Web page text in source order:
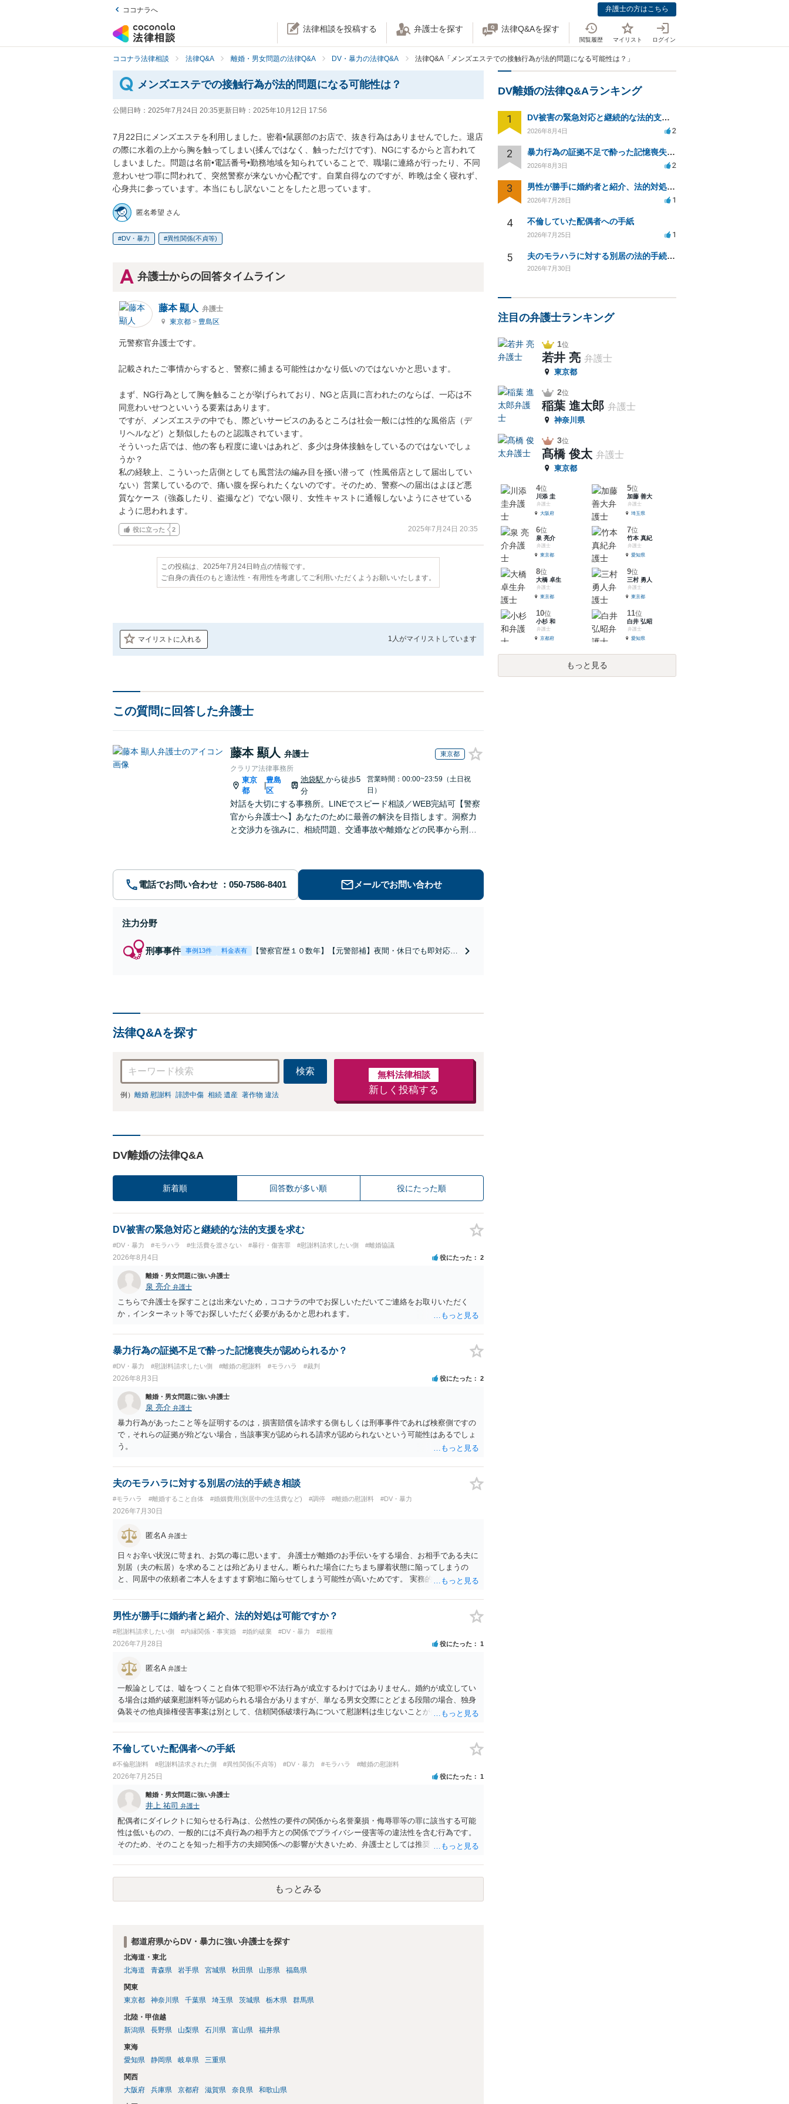
ココナラへ 弁護士の方はこちら
法律相談を投稿する 弁護士を探す 法律Q&Aを探す
閲覧履歴 マイリスト ログイン
ココナラ法律相談 法律Q&A 離婚・男女問題の法律Q&A DV・暴力の法律Q&A 法律Q&A「メンズエステでの接触行為が法的問題になる可能性は？」
メンズエステでの接触行為が法的問題になる可能性は？
公開日時： 2025年7月24日 20:35更新日時： 2025年10月12日 17:56
7月22日にメンズエステを利用しました。密着•鼠蹊部のお店で、抜き行為はありませんでした。退店
の際に水着の上から胸を触ってしまい(揉んではなく、触っただけです)、NGにするからと言われて
しまいました。問題は名前•電話番号•勤務地域を知られていることで、職場に連絡が行ったり、不同
意わいせつ罪に問われて、突然警察が来ないか心配です。自業自得なのですが、昨晩は全く寝れず、
心身共に参っています。本当にもし訳ないことをしたと思っています。
匿名希望 さん
DV・暴力 異性関係(不貞等)
弁護士からの回答タイムライン
藤本 顯人 弁護士
東京都 > 豊島区
元警察官弁護士です。
記載されたご事情からすると、警察に捕まる可能性はかなり低いのではないかと思います。
まず、NG行為として胸を触ることが挙げられており、NGと店員に言われたのならば、一応は不
同意わいせつといいうる要素はあります。
ですが、メンズエステの中でも、際どいサービスのあるところは社会一般には性的な風俗店（デ
リヘルなど）と類似したものと認識されています。
そういった店では、他の客も程度に違いはあれど、多少は身体接触をしているのではないでしょ
うか？
私の経験上、こういった店側としても風営法の編み目を掻い潜って（性風俗店として届出してい
ない）営業しているので、痛い腹を探られたくないのです。そのため、警察への届出はよほど悪
質なケース（強姦したり、盗撮など）でない限り、女性キャストに通報しないようにさせている
ように思われます。
役に立った 2 2025年7月24日 20:35
この投稿は、2025年7月24日時点の情報です。
ご自身の責任のもと適法性・有用性を考慮してご利用いただくようお願いいたします。
マイリストに入れる 1人がマイリストしています
この質問に回答した弁護士
藤本 顯人 弁護士 東京都
クラリア法律事務所
東京
都
|
豊島
区
池袋駅 から徒歩5
分
営業時間：00:00~23:59（土日祝
日）
対話を大切にする事務所。LINEでスピード相談／WEB完結可【警察
官から弁護士へ】あなたのために最善の解決を目指します。洞察力
と交渉力を強みに、相続問題、交通事故や離婚などの民事から刑事
電話でお問い合わせ メールでお問い合わせ
注力分野
刑事事件 事例13件 料金表有
【警察官歴１０数年】【元警部補】夜間・休日でも即対応！
法律Q&Aを探す
検索
例） 離婚 慰謝料 誹謗中傷 相続 遺産 著作物 違法
無料法律相談
新しく投稿する
DV離婚の法律Q&A
新着順 回答数が多い順 役にたった順
DV被害の緊急対応と継続的な法的支援を求む
#DV・暴力 #モラハラ #生活費を渡さない #暴行・傷害罪 #慰謝料請求したい側 #離婚協議
2026年8月4日 役にたった 2
離婚・男女問題に強い弁護士
泉 亮介 弁護士
こちらで弁護士を探すことは出来ないため，ココナラの中でお探しいただいてご連絡をお取りいただく
か，インターネット等でお探しいただく必要があるかと思われます。
暴力行為の証拠不足で酔った記憶喪失が認められるか？
#DV・暴力 #慰謝料請求したい側 #離婚の慰謝料 #モラハラ #裁判
2026年8月3日 役にたった 2
離婚・男女問題に強い弁護士
泉 亮介 弁護士
暴力行為があったこと等を証明するのは，損害賠償を請求する側もしくは刑事事件であれば検察側ですの
で，それらの証拠が殆どない場合，当該事実が認められる請求が認められないという可能性はあるでしょ
う。
夫のモラハラに対する別居の法的手続き相談
#モラハラ #離婚すること自体 #婚姻費用(別居中の生活費など) #調停 #離婚の慰謝料 #DV・暴力
2026年7月30日
匿名A 弁護士
日々お辛い状況に苛まれ、お気の毒に思います。 弁護士が離婚のお手伝いをする場合、お相手である夫に
別居（夫の転居）を求めることは殆どありません。断られた場合にたちまち膠着状態に陥ってしまうの
と、同居中の依頼者ご本人をますます窮地に陥らせてしまう可能性が高いためです。 実務的には、ご相談
男性が勝手に婚約者と紹介、法的対処は可能ですか？
#慰謝料請求したい側 #内縁関係・事実婚 #婚約破棄 #DV・暴力 #親権
2026年7月28日 役にたった 1
匿名A 弁護士
一般論としては、嘘をつくこと自体で犯罪や不法行為が成立するわけではありません。婚約が成立してい
る場合は婚約破棄慰謝料等が認められる場合がありますが、単なる男女交際にとどまる段階の場合、独身
偽装その他貞操権侵害事案は別として、信頼関係破壊行為について慰謝料は生じないことが多いと思われ
ったということですので、むしろ結婚しなくてよかったと割り切って、交際を終わらせるのがよいと思い
ます。
不倫していた配偶者への手紙
#不倫慰謝料 #慰謝料請求された側 #異性関係(不貞等) #DV・暴力 #モラハラ #離婚の慰謝料
2026年7月25日 役にたった 1
離婚・男女問題に強い弁護士
井上 祐司 弁護士
配偶者にダイレクトに知らせる行為は、公然性の要件の関係から名誉棄損・侮辱罪等の罪に該当する可能
性は低いものの、一般的には不貞行為の相手方との関係でプライバシー侵害等の違法性を含む行為です。
そのため、そのことを知った相手方の夫婦関係への影響が大きいため、弁護士としては推奨しないことが
もっとみる
都道府県からDV・暴力に強い弁護士を探す
北海道・東北
北海道
青森県 岩手県 宮城県 秋田県 山形県 福島県
関東
東京都
神奈川県 千葉県 埼玉県 茨城県 栃木県 群馬県
北陸・甲信越
新潟県
長野県 山梨県 石川県 富山県 福井県
東海
愛知県
静岡県 岐阜県 三重県
関西
大阪府
兵庫県 京都府 滋賀県 奈良県 和歌山県
DV離婚の法律Q&Aランキング
1 DV被害の緊急対応と継続的な法的支援を求む
2026年8月4日 2
2 暴力行為の証拠不足で酔った記憶喪失が認められるか？
2026年8月3日 2
3 男性が勝手に婚約者と紹介、法的対処は可能ですか？
2026年7月28日 1
4 不倫していた配偶者への手紙
2026年7月25日 1
5 夫のモラハラに対する別居の法的手続き相談
2026年7月30日
注目の弁護士ランキング
1位
若井 亮 弁護士
東京都
2位
稲葉 進太郎 弁護士
神奈川県
3位
髙橋 俊太 弁護士
東京都
4位
川添 圭
弁護士
大阪府
5位
加藤 善大
弁護士
埼玉県
6位
泉 亮介
弁護士
東京都
7位
竹本 真紀
弁護士
愛知県
8位
大橋 卓生
弁護士
東京都
9位
三村 勇人
弁護士
東京都
10位
小杉 和
弁護士
京都府
11位
白井 弘昭
弁護士
愛知県
もっと見る